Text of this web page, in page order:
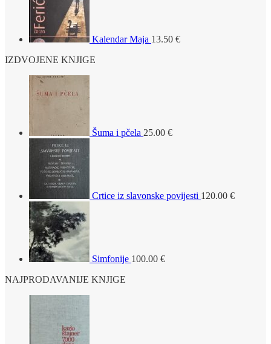
Kalendar Maja 13.50 €
IZDVOJENE KNJIGE
Šuma i pčela 25.00 €
Crtice iz slavonske povijesti 120.00 €
Simfonije 100.00 €
NAJPRODAVANIJE KNJIGE